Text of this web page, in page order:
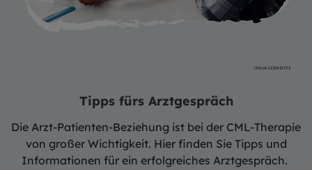
iStock-1132421702
Tipps fürs Arztgespräch
Die Arzt-Patienten-Beziehung ist bei der CML-Therapie
von großer Wichtigkeit. Hier finden Sie Tipps und
Informationen für ein erfolgreiches Arztgespräch.